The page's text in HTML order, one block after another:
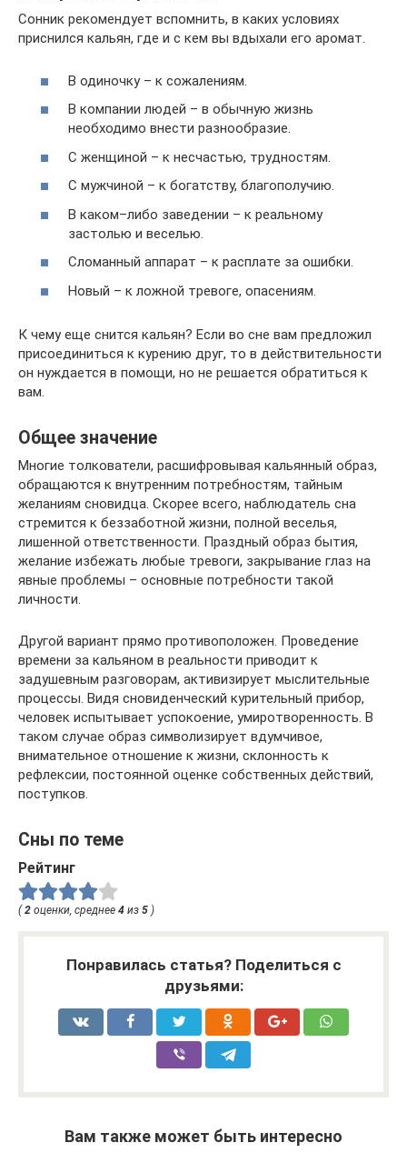
Сонник рекомендует вспомнить, в каких условиях
приснился кальян, где и с кем вы вдыхали его аромат.
В одиночку – к сожалениям.
В компании людей – в обычную жизнь
необходимо внести разнообразие.
С женщиной – к несчастью, трудностям.
С мужчиной – к богатству, благополучию.
В каком–либо заведении – к реальному
застолью и веселью.
Сломанный аппарат – к расплате за ошибки.
Новый – к ложной тревоге, опасениям.
К чему еще снится кальян? Если во сне вам предложил
присоединиться к курению друг, то в действительности
он нуждается в помощи, но не решается обратиться к
вам.
Общее значение
Многие толкователи, расшифровывая кальянный образ,
обращаются к внутренним потребностям, тайным
желаниям сновидца. Скорее всего, наблюдатель сна
стремится к беззаботной жизни, полной веселья,
лишенной ответственности. Праздный образ бытия,
желание избежать любые тревоги, закрывание глаз на
явные проблемы – основные потребности такой
личности.
Другой вариант прямо противоположен. Проведение
времени за кальяном в реальности приводит к
задушевным разговорам, активизирует мыслительные
процессы. Видя сновиденческий курительный прибор,
человек испытывает успокоение, умиротворенность. В
таком случае образ символизирует вдумчивое,
внимательное отношение к жизни, склонность к
рефлексии, постоянной оценке собственных действий,
поступков.
Сны по теме
Рейтинг
( 2 оценки, среднее 4 из 5 )
Понравилась статья? Поделиться с
друзьями:
Вам также может быть интересно